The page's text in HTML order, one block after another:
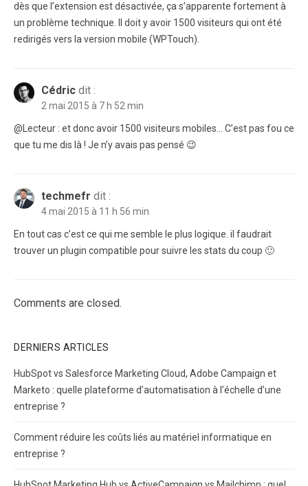
dès que l’extension est désactivée, ça s’apparente fortement à
un problème technique. Il doit y avoir 1500 visiteurs qui ont été
redirigés vers la version mobile (WPTouch).
Cédric dit :
2 mai 2015 à 7 h 52 min
@Lecteur : et donc avoir 1500 visiteurs mobiles… C’est pas fou ce
que tu me dis là ! Je n’y avais pas pensé 😉
techmefr dit :
4 mai 2015 à 11 h 56 min
En tout cas c’est ce qui me semble le plus logique. il faudrait
trouver un plugin compatible pour suivre les stats du coup 🙂
Comments are closed.
DERNIERS ARTICLES
HubSpot vs Salesforce Marketing Cloud, Adobe Campaign et
Marketo : quelle plateforme d’automatisation à l’échelle d’une
entreprise ?
Comment réduire les coûts liés au matériel informatique en
entreprise ?